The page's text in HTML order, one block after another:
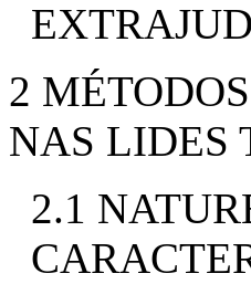
2
NAS LIDES
2.1